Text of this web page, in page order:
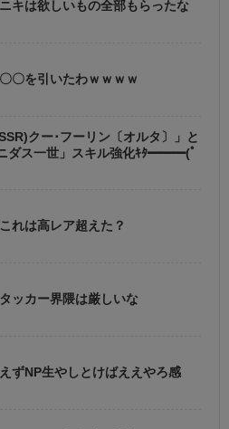
キは欲しいもの全部もらったな
〇を引いたわｗｗｗｗ
クー･フーリン〔オルタ〕」と
ダス一世」スキル強化ｷﾀ━━━(ﾟ
れは高レア超えた？
ッカー界隈は厳しいな
ずNP生やしとけばええやろ感